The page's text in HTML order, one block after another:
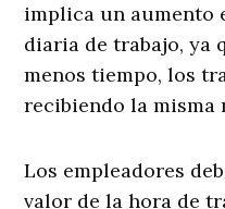
implica un aumento
diaria de trabajo, ya
menos tiempo, los
recibiendo la misma
Los empleadores
valor de la hora de